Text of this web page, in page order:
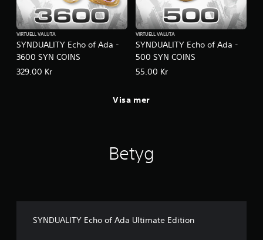
SYNDUALITY Echo of Ada -
3600 SYN COINS
VIRTUELL VALUTA
329.00 Kr
SYNDUALITY Echo of Ada -
500 SYN COINS
VIRTUELL VALUTA
55.00 Kr
Visa mer
Betyg
SYNDUALITY Echo of Ada Ultimate Edition